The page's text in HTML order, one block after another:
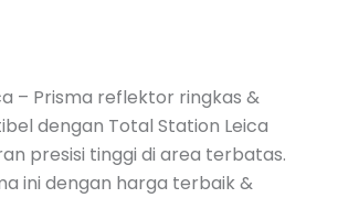
– Prisma reflektor ringkas &
dengan Total Station Leica
presisi tinggi di area terbatas.
ini dengan harga terbaik &